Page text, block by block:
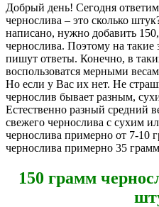
Добрый день! Сегодня
чернослива – это сколько
написано, нужно добавить
чернослива. Поэтому на такие
пишут ответы. Конечно, в
воспользоватся мерными
Но если у Вас их нет. Не
чернослив бывает разным,
Естественно разный средний
свежего чернослива с сухим
чернослива примерно от 7-10
чернослива примерно 35
150 грамм